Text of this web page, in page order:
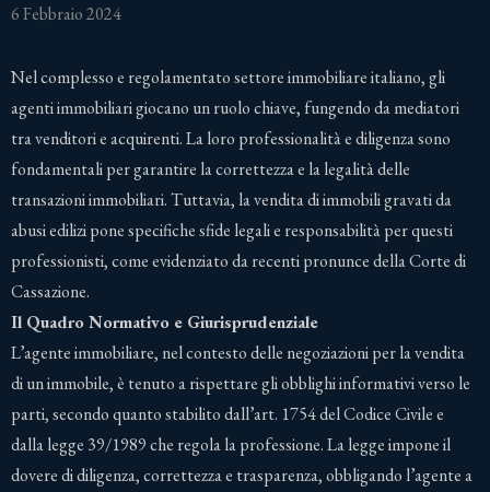
6 Febbraio 2024
Nel complesso e regolamentato settore immobiliare italiano, gli
agenti immobiliari giocano un ruolo chiave, fungendo da mediatori
tra venditori e acquirenti. La loro professionalità e diligenza sono
fondamentali per garantire la correttezza e la legalità delle
transazioni immobiliari. Tuttavia, la vendita di immobili gravati da
abusi edilizi pone specifiche sfide legali e responsabilità per questi
professionisti, come evidenziato da recenti pronunce della Corte di
Cassazione.
Il Quadro Normativo e Giurisprudenziale
L’agente immobiliare, nel contesto delle negoziazioni per la vendita
di un immobile, è tenuto a rispettare gli obblighi informativi verso le
parti, secondo quanto stabilito dall’art. 1754 del Codice Civile e
dalla legge 39/1989 che regola la professione. La legge impone il
dovere di diligenza, correttezza e trasparenza, obbligando l’agente a